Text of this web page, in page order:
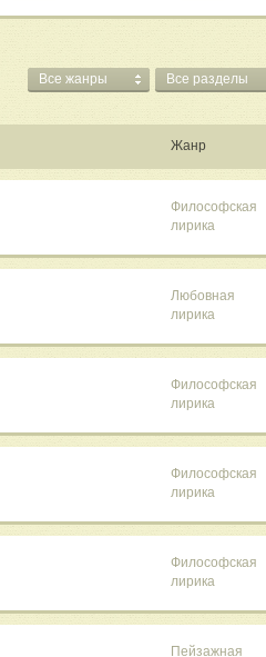
Все жанры Все разделы
Жанр
Философская
лирика
Любовная
лирика
Философская
лирика
Философская
лирика
Философская
лирика
Пейзажная